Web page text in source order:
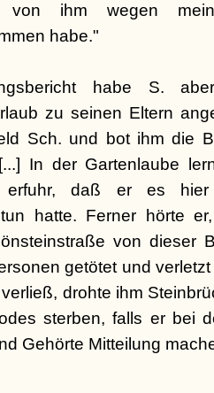
von ihm wegen
habe."
habe S.
zu seinen Eltern
Sch. und bot ihm die
In der Gartenlaube
daß er es hier
hatte. Ferner hörte
von dieser
getötet und
drohte ihm
sterben, falls er bei
Gehörte Mitteilung